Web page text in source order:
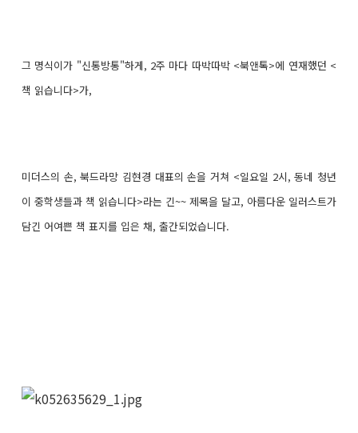
그 명식이가 "신통방통"하게, 2주 마다 따박따박 <북앤톡>에 연재했던 <
책 읽습니다>가,
미더스의 손, 북드라망 김현경 대표의 손을 거쳐 <일요일 2시, 동네 청년
이 중학생들과 책 읽습니다>라는 긴~~ 제목을 달고, 아름다운 일러스트가
담긴 어여쁜 책 표지를 입은 채, 출간되었습니다.